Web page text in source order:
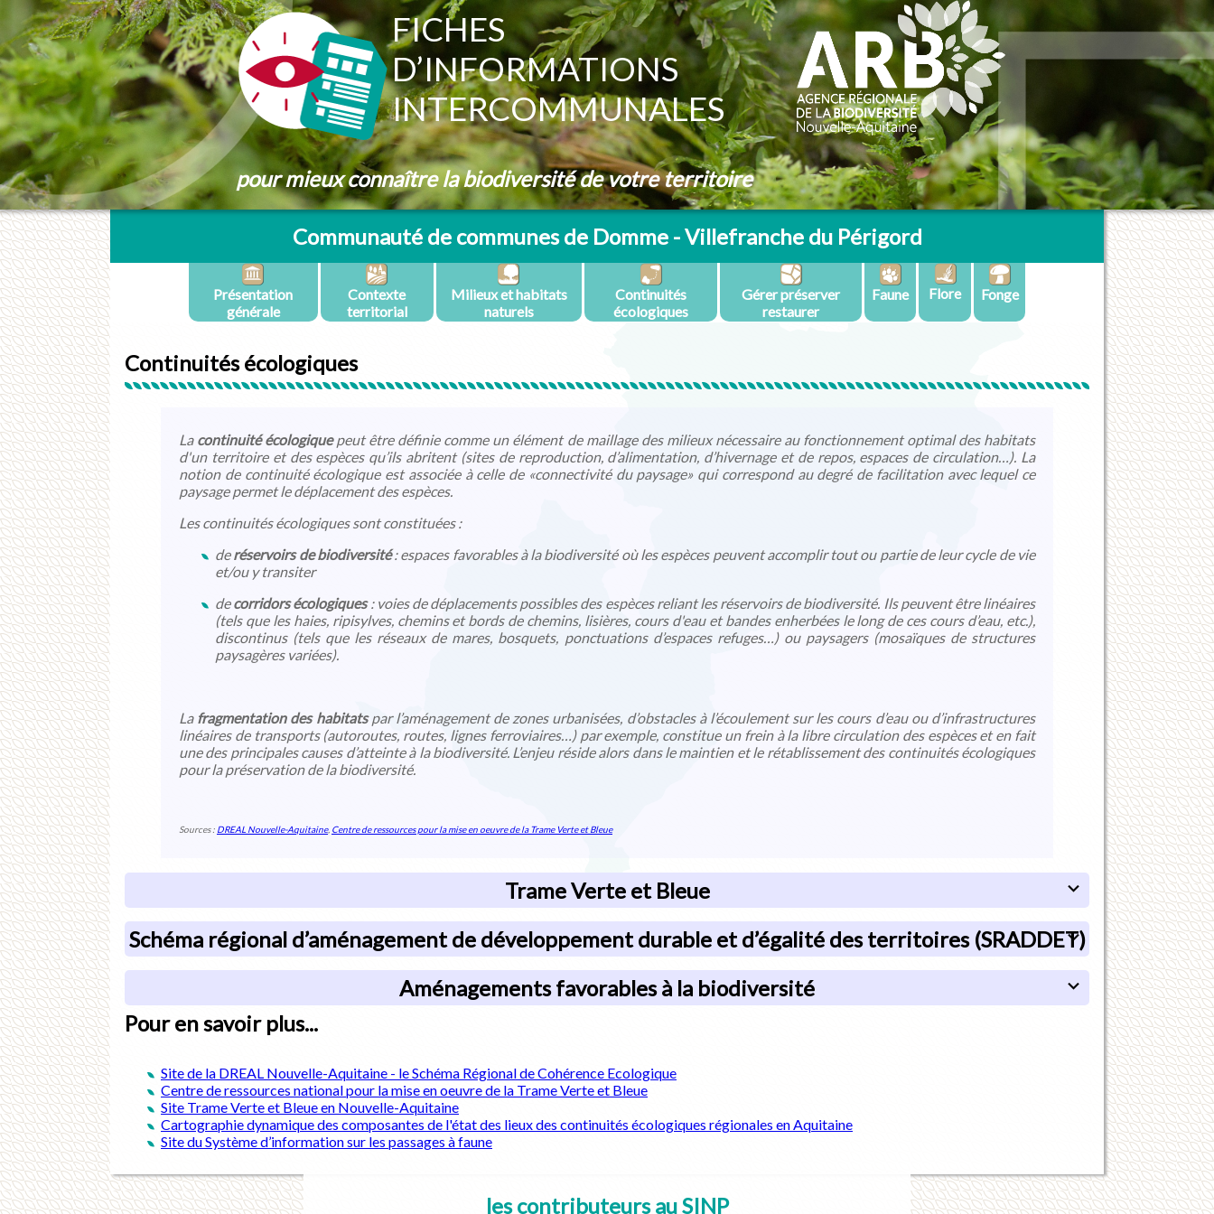
FICHES
D’INFORMATIONS
INTERCOMMUNALES
pour mieux connaître la biodiversité de votre territoire
Communauté de communes de Domme - Villefranche du Périgord
Présentation
générale
Contexte
territorial
Milieux et habitats
naturels
Continuités
écologiques
Gérer préserver
restaurer
Faune Flore Fonge
Continuités écologiques
La continuité écologiquepeut être définie comme un élément de maillage des milieux nécessaire au fonctionnement optimal des habitats
d'un territoire et des espèces qu’ils abritent (sites de reproduction, d’alimentation, d’hivernage et de repos, espaces de circulation…). La
notion de continuité écologique est associée à celle de «connectivité du paysage» qui correspond au degré de facilitation avec lequel ce
paysage permet le déplacement des espèces.
Les continuités écologiques sont constituées :
deréservoirs de biodiversité: espaces favorables à la biodiversité où les espèces peuvent accomplir tout ou partie de leur cycle de vie
et/ou y transiter
decorridors écologiques: voies de déplacements possibles des espèces reliant les réservoirs de biodiversité. Ils peuvent être linéaires
(tels que les haies, ripisylves, chemins et bords de chemins, lisières, cours d'eau et bandes enherbées le long de ces cours d’eau, etc.),
discontinus (tels que les réseaux de mares, bosquets, ponctuations d’espaces refuges…) ou paysagers (mosaïques de structures
paysagères variées).
Lafragmentation des habitatspar l’aménagement de zones urbanisées, d’obstacles à l’écoulement sur les cours d’eau ou d’infrastructures
linéaires de transports (autoroutes, routes, lignes ferroviaires…) par exemple, constitue un frein à la libre circulation des espèces et en fait
une des principales causes d’atteinte à la biodiversité. L’enjeu réside alors dans le maintien et le rétablissement des continuités écologiques
pour la préservation de la biodiversité.
Sources : DREAL Nouvelle-Aquitaine, Centre de ressources pour la mise en oeuvre de la Trame Verte et Bleue
Trame Verte et Bleue
Schéma régional d’aménagement de développement durable et d’égalité des territoires (SRADDET)
Aménagements favorables à la biodiversité
Pour en savoir plus...
Site de la DREAL Nouvelle-Aquitaine - le Schéma Régional de Cohérence Ecologique
Centre de ressources national pour la mise en oeuvre de la Trame Verte et Bleue
Site Trame Verte et Bleue en Nouvelle-Aquitaine
Cartographie dynamique des composantes de l'état des lieux des continuités écologiques régionales en Aquitaine
Site du Système d’information sur les passages à faune
les contributeurs au SINP
Panneau de gestion des cookies